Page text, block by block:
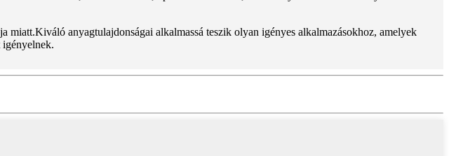
anyagtulajdonságai alkalmassá teszik olyan igényes alkalmazásokhoz, amelyek
igényelnek.